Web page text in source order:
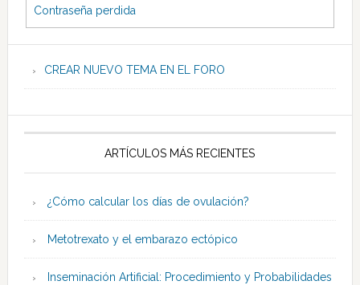
Contraseña perdida
CREAR NUEVO TEMA EN EL FORO
ARTÍCULOS MÁS RECIENTES
¿Cómo calcular los días de ovulación?
Metotrexato y el embarazo ectópico
Inseminación Artificial: Procedimiento y Probabilidades